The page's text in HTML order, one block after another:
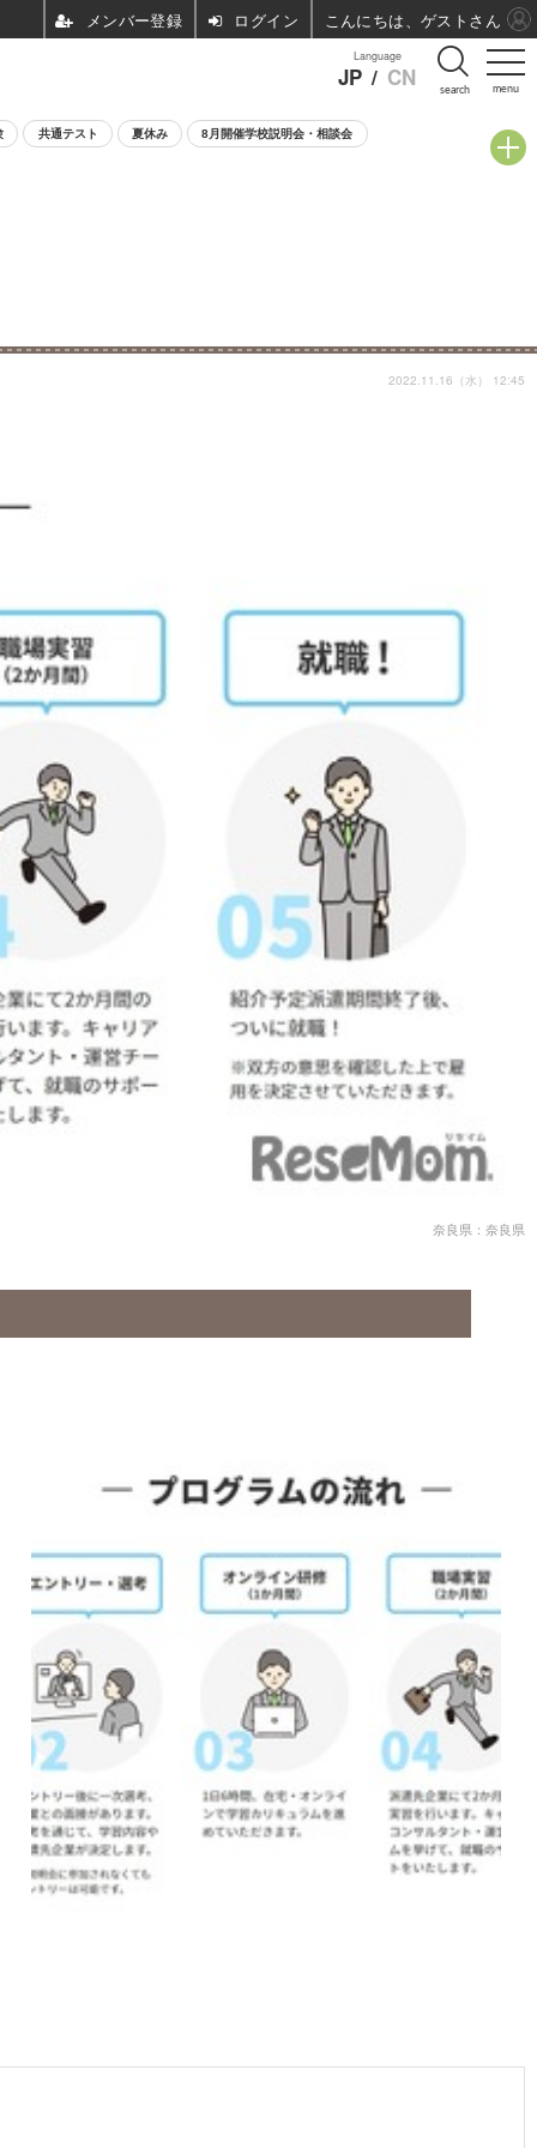
menu
Language
JP / CN search
共通テスト 夏休み 8月開催学校説明会・相談会
2022.11.16（水） 12:45
奈良県：奈良県
ログイン こんにちは、ゲストさん